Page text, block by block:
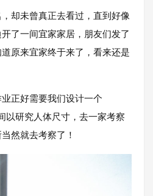
却未曾真正去看过，直到好像
了一间宜家家居，朋友们发了
原来宜家终于来了，看来还是
正好需要我们设计一个
研究人体尺寸，去一家考察
然就去考察了！